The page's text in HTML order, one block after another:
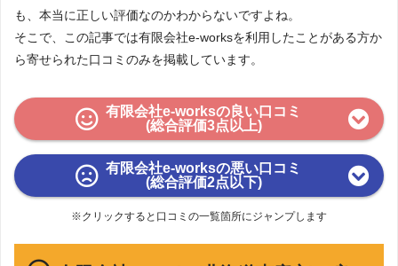
も、本当に正しい評価なのかわからないですよね。
そこで、この記事では有限会社e-worksを利用したことがある方か
ら寄せられた口コミのみを掲載しています。
有限会社e-worksの良い口コミ
(総合評価3点以上)
有限会社e-worksの悪い口コミ
(総合評価2点以下)
※クリックすると口コミの一覧箇所にジャンプします